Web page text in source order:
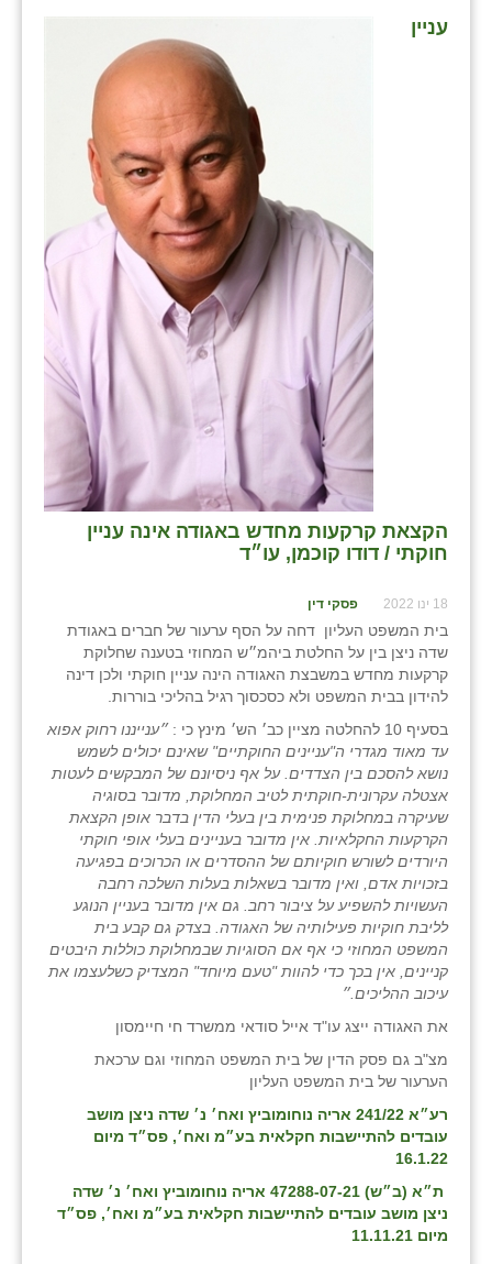
⁨עניין
הקצאת קרקעות מחדש באגודה אינה עניין
חוקתי⁩ / דודו קוכמן, עו״ד
18 ינו 2022 פסקי דין
בית המשפט העליון דחה על הסף ערעור של חברים באגודת
שדה ניצן בין על החלטת ביהמ״ש המחוזי בטענה שחלוקת
קרקעות מחדש במשבצת האגודה הינה עניין חוקתי ולכן דינה
להידון בבית המשפט ולא כסכסוך רגיל בהליכי בוררות.
בסעיף 10 להחלטה מציין כב׳ הש׳ מינץ כי :
״ענייננו רחוק אפוא
עד מאוד מגדרי ה"עניינים החוקתיים" שאינם יכולים לשמש
נושא להסכם בין הצדדים. על אף ניסיונם של המבקשים לעטות
אצטלה עקרונית-חוקתית לטיב המחלוקת, מדובר בסוגיה
שעיקרה במחלוקת פנימית בין בעלי הדין בדבר אופן הקצאת
הקרקעות החקלאיות. אין מדובר בעניינים בעלי אופי חוקתי
היורדים לשורש חוקיותם של ההסדרים או הכרוכים בפגיעה
בזכויות אדם, ואין מדובר בשאלות בעלות השלכה רחבה
העשויות להשפיע על ציבור רחב. גם אין מדובר בעניין הנוגע
לליבת חוקיות פעילותיה של האגודה. בצדק גם קבע בית
המשפט המחוזי כי אף אם הסוגיות שבמחלוקת כוללות היבטים
קניינים, אין בכך כדי להוות "טעם מיוחד" המצדיק כשלעצמו את
עיכוב ההליכים.״
את האגודה ייצג עו"ד אייל סודאי ממשרד חי חיימסון
מצ"ב גם פסק הדין של בית המשפט המחוזי וגם ערכאת
הערעור של בית המשפט העליון
רע״א 241/22 אריה נוחומוביץ ואח׳ נ׳ שדה ניצן מושב
עובדים להתיישבות חקלאית בע״מ ואח׳, פס״ד מיום
16.1.22
ת״א (ב״ש) 47288-07-21 אריה נוחומוביץ ואח׳ נ׳ שדה
ניצן מושב עובדים להתיישבות חקלאית בע״מ ואח׳, פס״ד
מיום 11.11.21
תלמי יוסף